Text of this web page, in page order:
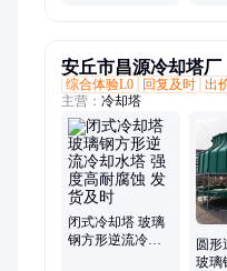
安丘市昌源冷却塔厂
综合体验L0
回复及时 出
主营： 冷却塔
闭式冷却塔 玻璃
钢方形逆流冷却
圆形
玻璃